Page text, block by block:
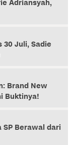
Adriansyah,
30 Juli, Sadie
Brand New
Buktinya!
SP Berawal dari